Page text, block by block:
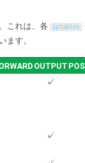
これは、各 iptables
ます。
OUTPUT
✓
✓